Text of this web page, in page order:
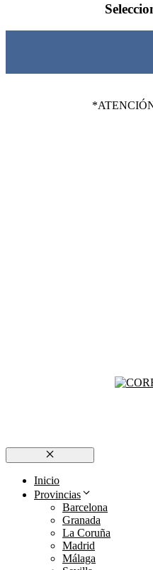
Cerrar
Inicio
Provincias
Barcelona
Granada
La Coruña
Madrid
Málaga